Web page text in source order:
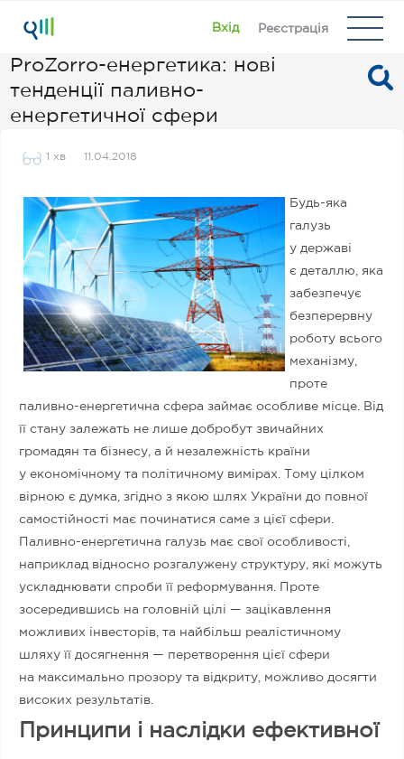
Вхід Реєстрація
ProZorro-енергетика: нові
тенденції паливно-
енергетичної сфери
1 хв 11.04.2018
Будь-яка
галузь
у державі
є деталлю, яка
забезпечує
безперервну
роботу всього
механізму,
проте
паливно-енергетична сфера займає особливе місце. Від
її стану залежать не лише добробут звичайних
громадян та бізнесу, а й незалежність країни
у економічному та політичному вимірах. Тому цілком
вірною є думка, згідно з якою шлях України до повної
самостійності має починатися саме з цієї сфери.
Паливно-енергетична галузь має свої особливості,
наприклад відносно розгалужену структуру, які можуть
ускладнювати спроби її реформування. Проте
зосередившись на головній цілі — зацікавлення
можливих інвесторів, та найбільш реалістичному
шляху її досягнення — перетворення цієї сфери
на максимально прозору та відкриту, можливо досягти
високих результатів.
Принципи і наслідки ефективної